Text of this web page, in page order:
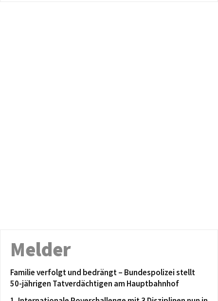
Melder
Familie verfolgt und bedrängt – Bundespolizei stellt
50-jährigen Tatverdächtigen am Hauptbahnhof